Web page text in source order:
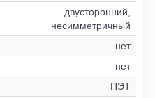
двусторонний,
несимметричный
нет
нет
ПЭТ